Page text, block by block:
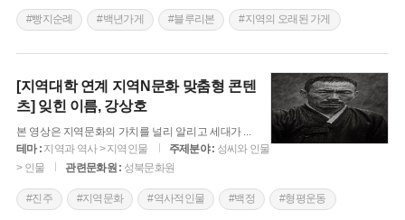
#빵지순례 #백년가게 #블루리본 #지역의 오래된 가게
[지역대학 연계 지역N문화 맞춤형 콘텐
츠] 잊힌 이름, 강상호
본 영상은 지역문화의 가치를 널리 알리고 세대가 ...
테마 : 지역과 역사 > 지역인물 주제분야 : 성씨와 인물
> 인물
관련문화원 : 성북문화원
#진주 #지역문화 #역사적인물 #백정 #형평운동